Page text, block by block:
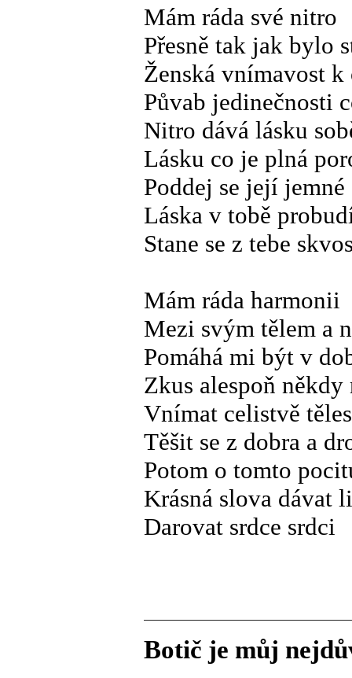
Mám ráda své nitro
Přesně tak jak bylo
Ženská vnímavost
Půvab jedinečnosti
Nitro dává lásku
Lásku co je plná
Poddej se její jemné
Láska v tobě
Stane se z tebe
Mám ráda harmonii
Mezi svým tělem a
Pomáhá mi být v
Zkus alespoň
Vnímat celistvě
Těšit se z dobra a
Potom o tomto
Krásná slova dávat
Darovat srdce srdci
Botič je můj